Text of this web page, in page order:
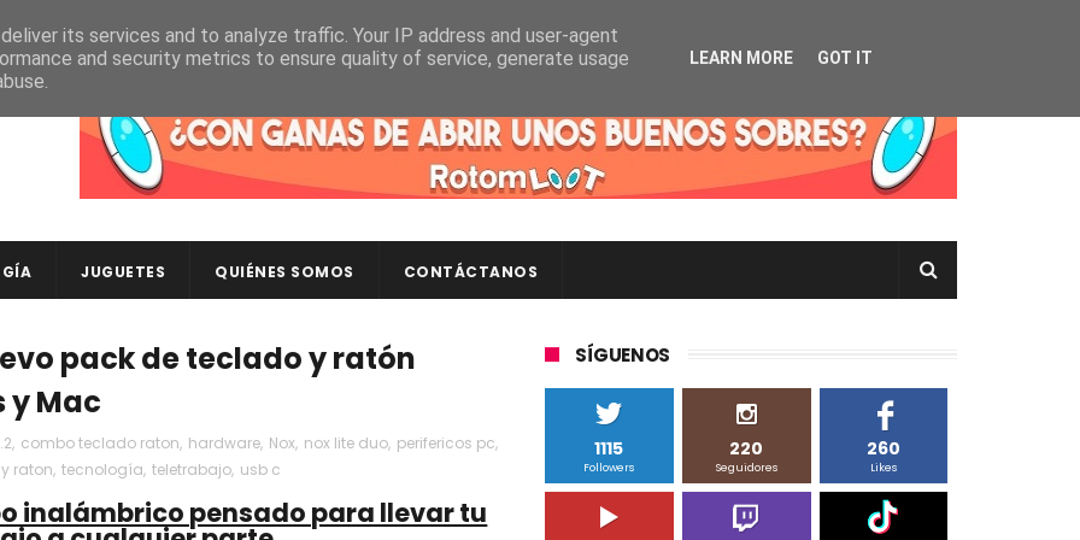
JUGUETES QUIÉNES SOMOS CONTÁCTANOS
pack de teclado y ratón
y Mac
, combo teclado raton, hardware, Nox, nox lite duo, perifericos pc,
raton, tecnología, teletrabajo, usb c
inalámbrico pensado para llevar tu
SÍGUENOS
1115
Followers
220
Seguidores
260
Likes
its services and to analyze traffic. Your IP address and user-agent
and security metrics to ensure quality of service, generate usage
LEARN MORE GOT IT